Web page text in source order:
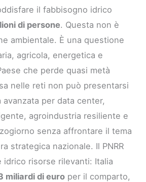
il fabbisogno idrico
di persone. Questa non è
ambientale. È una questione
agricola, energetica e
che perde quasi metà
nelle reti non può presentarsi
per data center,
agroindustria resiliente e
senza affrontare il tema
strategica nazionale. Il PNRR
idrico risorse rilevanti: Italia
miliardi di euro per il comparto,